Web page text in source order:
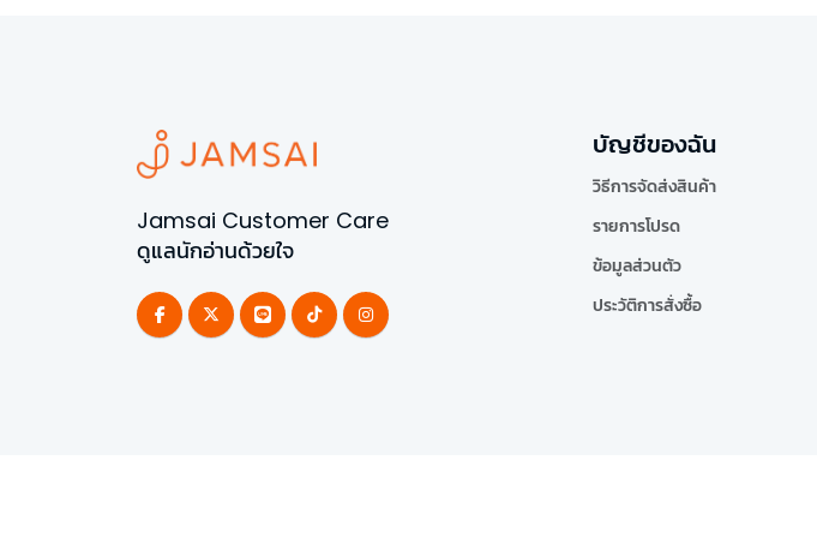
Jamsai Customer Care
ดูแลนักอ่านด้วยใจ
บัญชีของฉัน
วิธีการจัดส่งสินค้า
รายการโปรด
ข้อมูลส่วนตัว
ประวัติการสั่งซื้อ